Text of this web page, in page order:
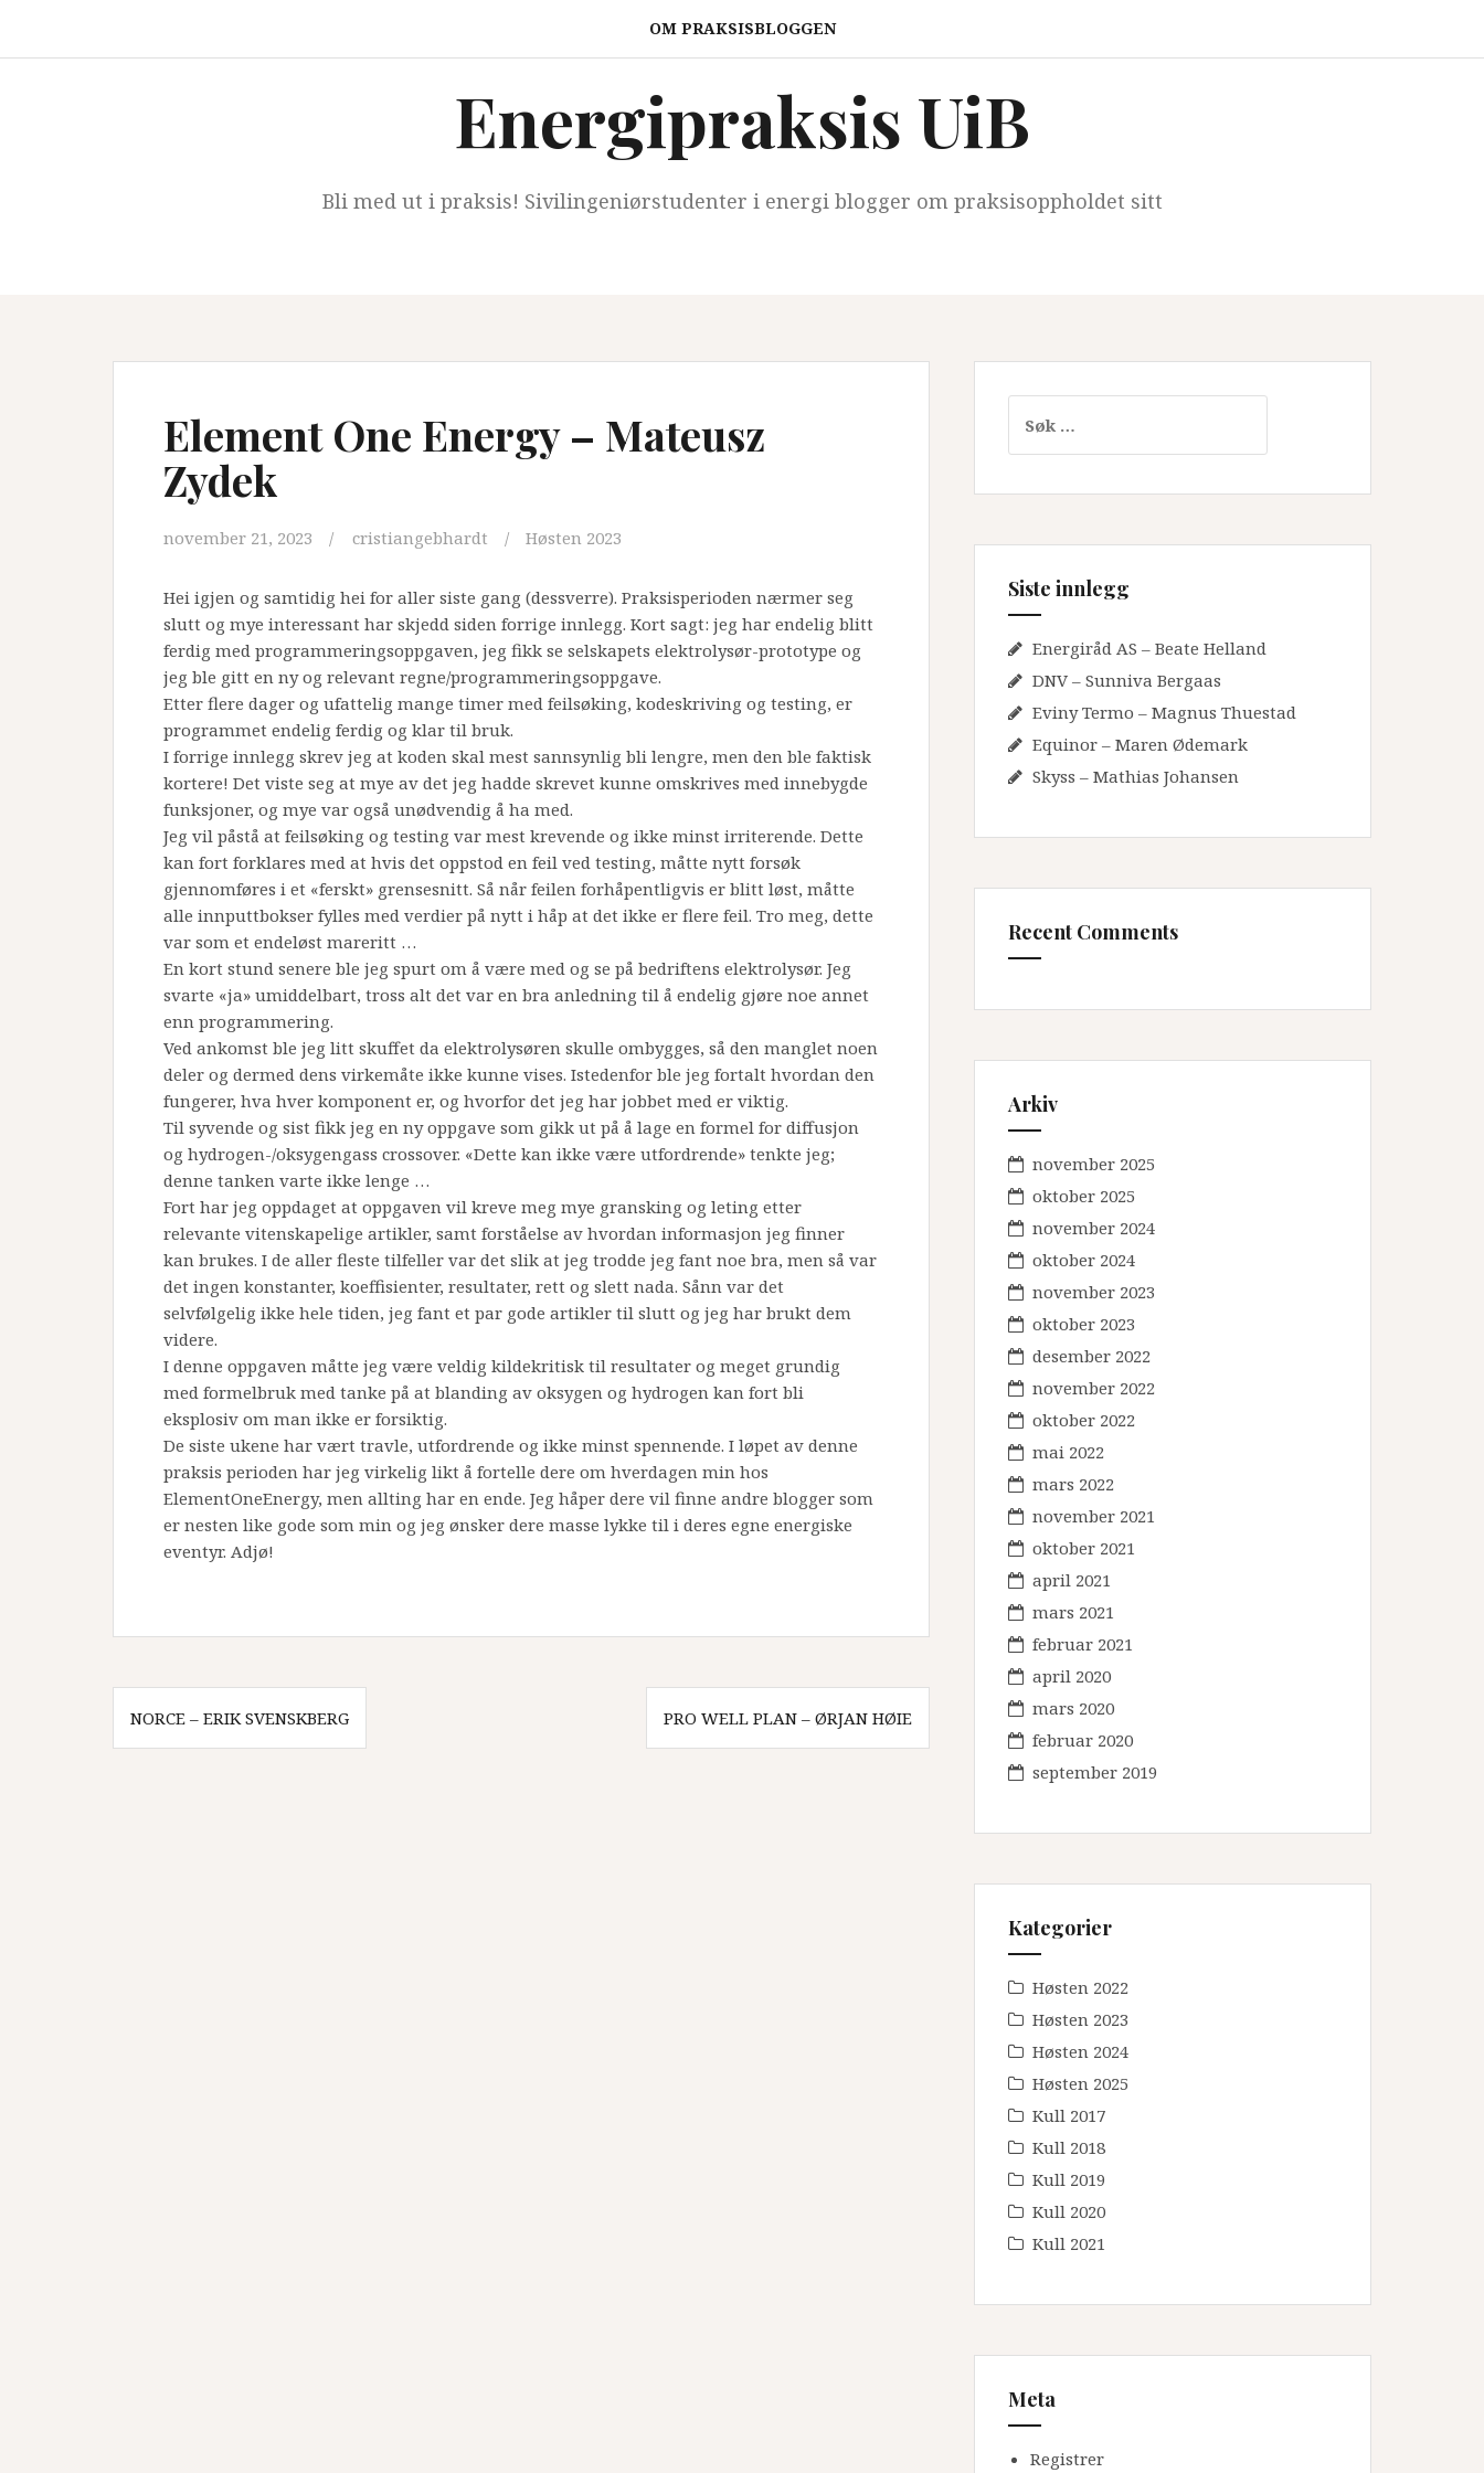
content
OM PRAKSISBLOGGEN
Energipraksis UiB
Bli med ut i praksis! Sivilingeniørstudenter i energi blogger om praksisoppholdet sitt
Element One Energy – Mateusz
Zydek
november 21, 2023 cristiangebhardt Høsten 2023
Hei igjen og samtidig hei for aller siste gang (dessverre). Praksisperioden nærmer seg
slutt og mye interessant har skjedd siden forrige innlegg. Kort sagt: jeg har endelig blitt
ferdig med programmeringsoppgaven, jeg fikk se selskapets elektrolysør-prototype og
jeg ble gitt en ny og relevant regne/programmeringsoppgave.
Etter flere dager og ufattelig mange timer med feilsøking, kodeskriving og testing, er
programmet endelig ferdig og klar til bruk.
I forrige innlegg skrev jeg at koden skal mest sannsynlig bli lengre, men den ble faktisk
kortere! Det viste seg at mye av det jeg hadde skrevet kunne omskrives med innebygde
funksjoner, og mye var også unødvendig å ha med.
Jeg vil påstå at feilsøking og testing var mest krevende og ikke minst irriterende. Dette
kan fort forklares med at hvis det oppstod en feil ved testing, måtte nytt forsøk
gjennomføres i et «ferskt» grensesnitt. Så når feilen forhåpentligvis er blitt løst, måtte
alle innputtbokser fylles med verdier på nytt i håp at det ikke er flere feil. Tro meg, dette
var som et endeløst mareritt …
En kort stund senere ble jeg spurt om å være med og se på bedriftens elektrolysør. Jeg
svarte «ja» umiddelbart, tross alt det var en bra anledning til å endelig gjøre noe annet
enn programmering.
Ved ankomst ble jeg litt skuffet da elektrolysøren skulle ombygges, så den manglet noen
deler og dermed dens virkemåte ikke kunne vises. Istedenfor ble jeg fortalt hvordan den
fungerer, hva hver komponent er, og hvorfor det jeg har jobbet med er viktig.
Til syvende og sist fikk jeg en ny oppgave som gikk ut på å lage en formel for diffusjon
og hydrogen-/oksygengass crossover. «Dette kan ikke være utfordrende» tenkte jeg;
denne tanken varte ikke lenge …
Fort har jeg oppdaget at oppgaven vil kreve meg mye gransking og leting etter
relevante vitenskapelige artikler, samt forståelse av hvordan informasjon jeg finner
kan brukes. I de aller fleste tilfeller var det slik at jeg trodde jeg fant noe bra, men så var
det ingen konstanter, koeffisienter, resultater, rett og slett nada. Sånn var det
selvfølgelig ikke hele tiden, jeg fant et par gode artikler til slutt og jeg har brukt dem
videre.
I denne oppgaven måtte jeg være veldig kildekritisk til resultater og meget grundig
med formelbruk med tanke på at blanding av oksygen og hydrogen kan fort bli
eksplosiv om man ikke er forsiktig.
De siste ukene har vært travle, utfordrende og ikke minst spennende. I løpet av denne
praksis perioden har jeg virkelig likt å fortelle dere om hverdagen min hos
ElementOneEnergy, men allting har en ende. Jeg håper dere vil finne andre blogger som
er nesten like gode som min og jeg ønsker dere masse lykke til i deres egne energiske
eventyr. Adjø!
Innleggsnavigasjon
NORCE – ERIK SVENSKBERG PRO WELL PLAN – ØRJAN HØIE
etter:
Siste innlegg
Energiråd AS – Beate Helland
DNV – Sunniva Bergaas
Eviny Termo – Magnus Thuestad
Equinor – Maren Ødemark
Skyss – Mathias Johansen
Recent Comments
Arkiv
november 2025
oktober 2025
november 2024
oktober 2024
november 2023
oktober 2023
desember 2022
november 2022
oktober 2022
mai 2022
mars 2022
november 2021
oktober 2021
april 2021
mars 2021
februar 2021
april 2020
mars 2020
februar 2020
september 2019
Kategorier
Høsten 2022
Høsten 2023
Høsten 2024
Høsten 2025
Kull 2017
Kull 2018
Kull 2019
Kull 2020
Kull 2021
Meta
Registrer